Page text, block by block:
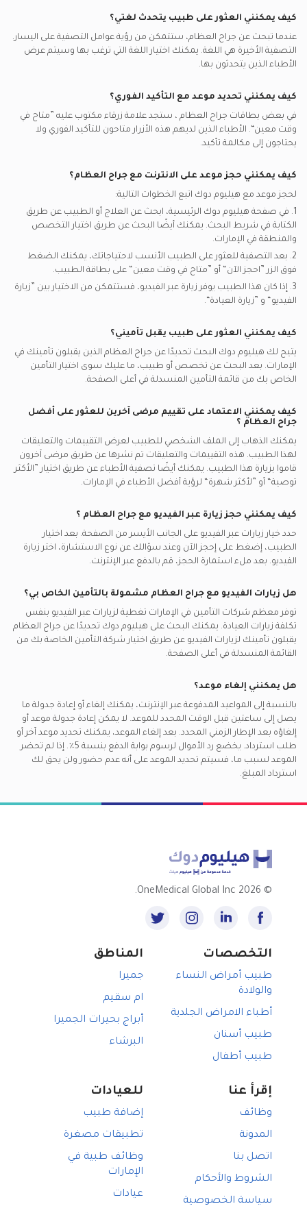
الأربطة الصليبية والضمنية, الإمارات
شركة أبوظبي الوطنية للتأمين - ادنيك يدعم تأمين جراحو العظام
ناس يدعم تأمين جراحو العظام
شركة التأمين الإيرانية - اي اي سي يدعم تأمين جراحو العظام
كيف يمكنني العثور على طبيب يتحدث لغتي؟
عندما تبحث عن جراح العظام، ستتمكن من رؤية عوامل التصفية على اليسار.
التصفية الأخيرة هي اللغة. يمكنك اختيار اللغة التي ترغب بها وسيتم عرض
الأطباء الذين يتحدثون بها.
كيف يمكنني تحديد موعد مع التأكيد الفوري؟
في بعض بطاقات جراح العظام ، ستجد علامة زرقاء مكتوب عليه ”متاح في
وقت معين“. الأطباء الذين لديهم هذه الأزرار متاحون للتأكيد الفوري ولا
يحتاجون إلى مكالمة تأكيد.
كيف يمكنني حجز موعد على الانترنت مع جراح العظام؟
لحجز موعد مع هيليوم دوك اتبع الخطوات التالية:
1. في صفحة هيليوم دوك الرئيسية، ابحث عن العلاج أو الطبيب عن طريق
الكتابة في شريط البحث. يمكنك أيضًا البحث عن طريق اختيار التخصص
والمنطقة في الإمارات.
2. بعد التصفية للعثور على الطبيب الأنسب لاحتياجاتك، يمكنك الضغط
فوق الزر ”احجز الآن“ أو ”متاح في وقت معين“ على بطاقة الطبيب.
3. إذا كان هذا الطبيب يوفر زيارة عبر الفيديو، فستتمكن من الاختيار بين ”زيارة
الفيديو“ و ”زيارة العيادة“.
كيف يمكنني العثور على طبيب يقبل تأميني؟
يتيح لك هيليوم دوك البحث تحديدًا عن جراح العظام الذين يقبلون تأمينك في
الإمارات. بعد البحث عن تخصص أو طبيب، ما عليك سوى اختيار التأمين
الخاص بك من قائمة التأمين المنسدلة في أعلى الصفحة.
كيف يمكنني الاعتماد على تقييم مرضى آخرين للعثور على أفضل
جراح العظام ؟
يمكنك الذهاب إلى الملف الشخصي للطبيب لعرض التقييمات والتعليقات
لهذا الطبيب. هذه التقييمات والتعليقات تم نشرها عن طريق مرضى آخرون
قاموا بزيارة هذا الطبيب. يمكنك أيضًا تصفية الأطباء عن طريق اختيار ”الأكثر
توصية“ أو ”لأكثر شهرة“ لرؤية أفضل الأطباء في الإمارات.
كيف يمكنني حجز زيارة عبر الفيديو مع جراح العظام ؟
حدد خيار زيارات عبر الفيديو على الجانب الأيسر من الصفحة. بعد اختيار
الطبيب، إضغط على إحجز الآن وعند سؤالك عن نوع الاستشارة، اختر زيارة
الفيديو. بعد ملء استمارة الحجز، قم بالدفع عبر الإنترنت.
هل زيارات الفيديو مع جراح العظام مشمولة بالتأمين الخاص بي؟
توفر معظم شركات التأمين في الإمارات تغطية لزيارات عبر الفيديو بنفس
تكلفة زيارات العيادة. يمكنك البحث على هيليوم دوك تحديدًا عن جراح العظام
يقبلون تأمينك لزيارات الفيديو عن طريق اختيار شركة التأمين الخاصة بك من
القائمة المنسدلة في أعلى الصفحة.
هل يمكنني إلغاء موعد؟
بالنسبة إلى المواعيد المدفوعة عبر الإنترنت، يمكنك إلغاء أو إعادة جدولة ما
يصل إلى ساعتين قبل الوقت المحدد للموعد. لا يمكن إعادة جدولة موعد أو
إلغاؤه بعد الإطار الزمني المحدد. بعد إلغاء الموعد، يمكنك تحديد موعد آخر أو
طلب استرداد. يخضع رد الأموال لرسوم بوابة الدفع بنسبة 5٪. إذا لم تحضر
الموعد لسبب ما، فسيتم تحديد الموعد على أنه عدم حضور ولن يحق لك
استرداد المبلغ.
©
2026 OneMedical Global Inc.
التخصصات
طبيب أمراض النساء
والولادة
أطباء الامراض الجلدية
طبيب أسنان
طبيب أطفال
المناطق
جميرا
ام سقيم
أبراج بحيرات الجميرا
البرشاء
إقرأ عنا
وظائف
المدونة
اتصل بنا
الشروط والأحكام
سياسة الخصوصية
للعيادات
إضافة طبيب
تطبيقات مصغرة
وظائف طبية في
الإمارات
عيادات